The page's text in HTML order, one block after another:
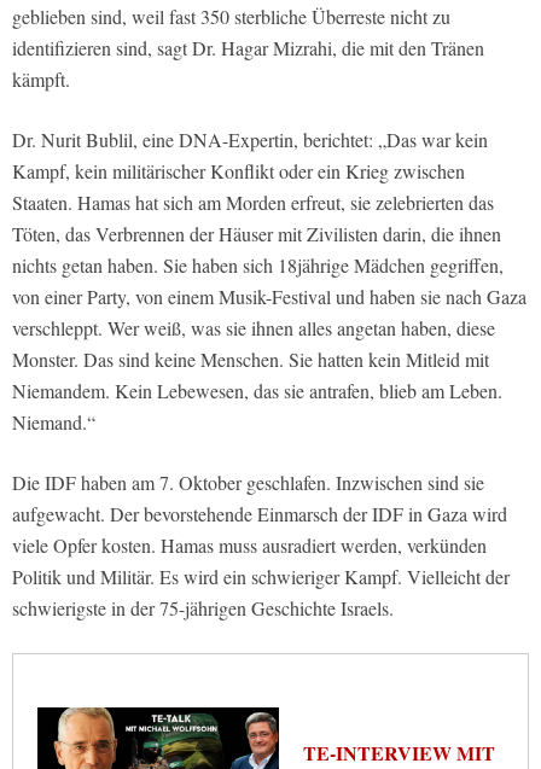
geblieben sind, weil fast 350 sterbliche Überreste nicht zu
identifizieren sind, sagt Dr. Hagar Mizrahi, die mit den Tränen
kämpft.
Dr. Nurit Bublil, eine DNA-Expertin, berichtet: „Das war kein
Kampf, kein militärischer Konflikt oder ein Krieg zwischen
Staaten. Hamas hat sich am Morden erfreut, sie zelebrierten das
Töten, das Verbrennen der Häuser mit Zivilisten darin, die ihnen
nichts getan haben. Sie haben sich 18jährige Mädchen gegriffen,
von einer Party, von einem Musik-Festival und haben sie nach Gaza
verschleppt. Wer weiß, was sie ihnen alles angetan haben, diese
Monster. Das sind keine Menschen. Sie hatten kein Mitleid mit
Niemandem. Kein Lebewesen, das sie antrafen, blieb am Leben.
Niemand.“
Die IDF haben am 7. Oktober geschlafen. Inzwischen sind sie
aufgewacht. Der bevorstehende Einmarsch der IDF in Gaza wird
viele Opfer kosten. Hamas muss ausradiert werden, verkünden
Politik und Militär. Es wird ein schwieriger Kampf. Vielleicht der
schwierigste in der 75-jährigen Geschichte Israels.
TE-INTERVIEW MIT